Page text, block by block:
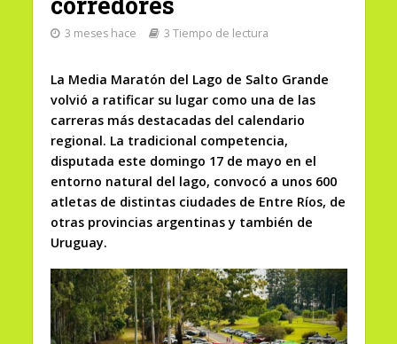
3 meses hace 3 Tiempo de lectura
La Media Maratón del Lago de Salto Grande
volvió a ratificar su lugar como una de las
carreras más destacadas del calendario
regional. La tradicional competencia,
disputada este domingo 17 de mayo en el
entorno natural del lago, convocó a unos 600
atletas de distintas ciudades de Entre Ríos, de
otras provincias argentinas y también de
Uruguay.